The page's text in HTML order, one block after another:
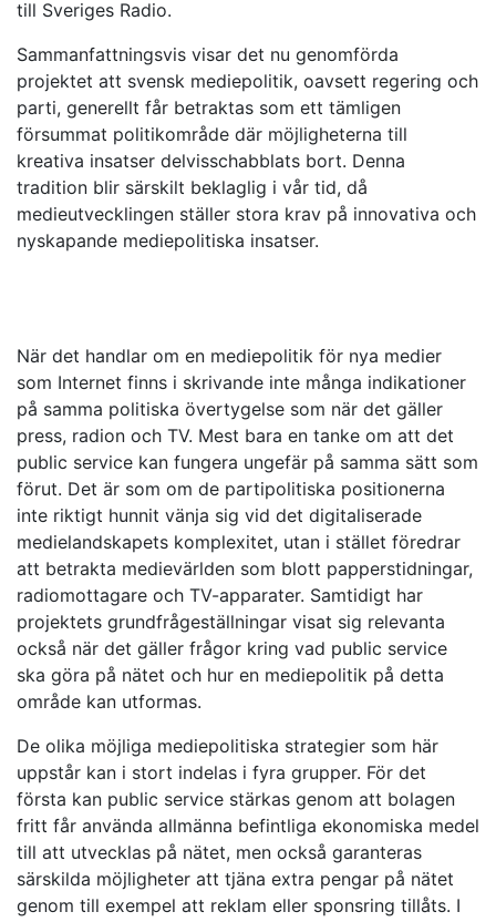
till Sveriges Radio.
Sammanfattningsvis visar det nu genomförda
projektet att svensk mediepolitik, oavsett regering och
parti, generellt får betraktas som ett tämligen
försummat politikområde där möjligheterna till
kreativa insatser delvisschabblats bort. Denna
tradition blir särskilt beklaglig i vår tid, då
medieutvecklingen ställer stora krav på innovativa och
nyskapande mediepolitiska insatser.
När det handlar om en mediepolitik för nya medier
som Internet finns i skrivande inte många indikationer
på samma politiska övertygelse som när det gäller
press, radion och TV. Mest bara en tanke om att det
public service kan fungera ungefär på samma sätt som
förut. Det är som om de partipolitiska positionerna
inte riktigt hunnit vänja sig vid det digitaliserade
medielandskapets komplexitet, utan i stället föredrar
att betrakta medievärlden som blott papperstidningar,
radiomottagare och TV-apparater. Samtidigt har
projektets grundfrågeställningar visat sig relevanta
också när det gäller frågor kring vad public service
ska göra på nätet och hur en mediepolitik på detta
område kan utformas.
De olika möjliga mediepolitiska strategier som här
uppstår kan i stort indelas i fyra grupper. För det
första kan public service stärkas genom att bolagen
fritt får använda allmänna befintliga ekonomiska medel
till att utvecklas på nätet, men också garanteras
särskilda möjligheter att tjäna extra pengar på nätet
genom till exempel att reklam eller sponsring tillåts. I